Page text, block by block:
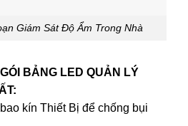
Giám Sát Độ Ẩm Trong Nhà
BẢNG LED QUẢN LÝ
kín Thiết Bị để chống bụi